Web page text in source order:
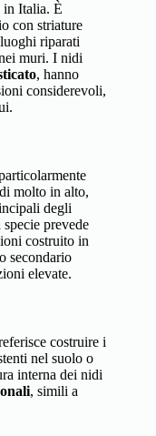
in Italia. È
con striature
riparati
muri. I nidi
, hanno
considerevoli,
molto in alto,
degli
prevede
costruito in
secondario
elevate.
costruire i
nel suolo o
interna dei nidi
, simili a